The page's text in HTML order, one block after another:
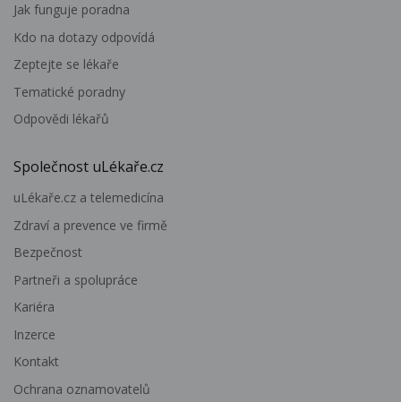
Jak funguje poradna
Kdo na dotazy odpovídá
Zeptejte se lékaře
Tematické poradny
Odpovědi lékařů
Společnost uLékaře.cz
uLékaře.cz a telemedicína
Zdraví a prevence ve firmě
Bezpečnost
Partneři a spolupráce
Kariéra
Inzerce
Kontakt
Ochrana oznamovatelů